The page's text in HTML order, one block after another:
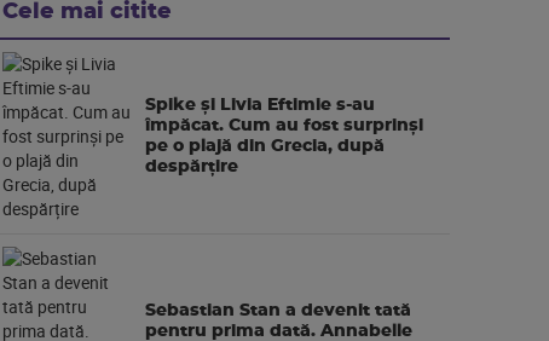
Cele mai citite
Spike și Livia Eftimie s-au
împăcat. Cum au fost surprinși
pe o plajă din Grecia, după
despărțire
Sebastian Stan a devenit tată
pentru prima dată. Annabelle